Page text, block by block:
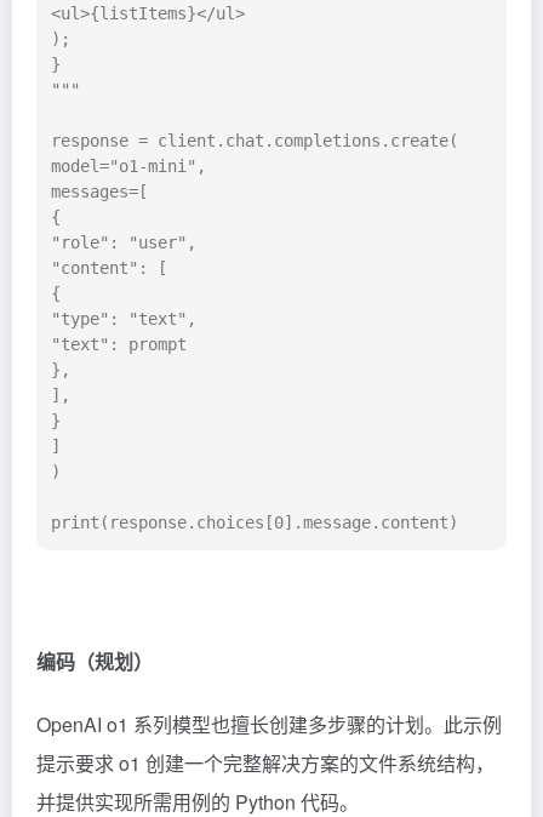
<ul>{listItems}</ul>
);
}
"""
response = client.chat.completions.create(
model="o1-mini",
messages=[
{
"role": "user",
"content": [
{
"type": "text",
"text": prompt
},
],
}
]
)
print(response.choices[0].message.content)
编码（规划）
OpenAI o1 系列模型也擅长创建多步骤的计划。此示例
提示要求 o1 创建一个完整解决方案的文件系统结构，
并提供实现所需用例的 Python 代码。